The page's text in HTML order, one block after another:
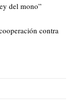
del mono”
contra